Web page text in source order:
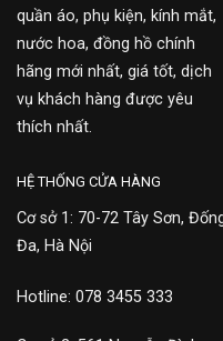
quần áo, phụ kiện, kính mắt,
nước hoa, đồng hồ chính
hãng mới nhất, giá tốt, dịch
vụ khách hàng được yêu
thích nhất.
HỆ THỐNG CỬA HÀNG
Cơ sở 1: 70-72 Tây Sơn,
Đa, Hà Nội
Hotline: 078 3455 333